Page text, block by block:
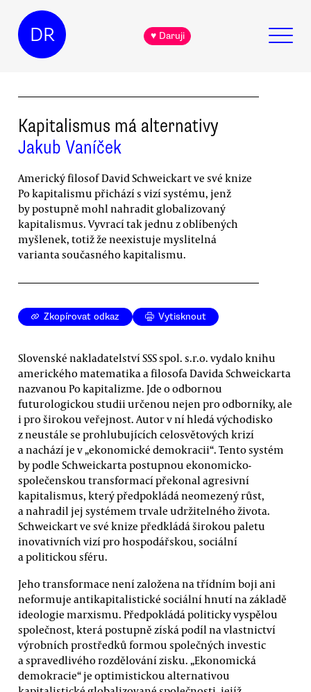
DR ♥ Daruji
Kapitalismus má alternativy
Jakub Vaníček
Americký filosof David Schweickart ve své knize
Po kapitalismu přichází s vizí systému, jenž
by postupně mohl nahradit globalizovaný
kapitalismus. Vyvrací tak jednu z oblíbených
myšlenek, totiž že neexistuje myslitelná
varianta současného kapitalismu.
Zkopírovat odkaz Vytisknout
Slovenské nakladatelství SSS spol. s.r.o. vydalo knihu
amerického matematika a filosofa Davida Schweickarta
nazvanou Po kapitalizme. Jde o odbornou
futurologickou studii určenou nejen pro odborníky, ale
i pro širokou veřejnost. Autor v ní hledá východisko
z neustále se prohlubujících celosvětových krizí
a nachází je v „ekonomické demokracii“. Tento systém
by podle Schweickarta postupnou ekonomicko-
společenskou transformací překonal agresivní
kapitalismus, který předpokládá neomezený růst,
a nahradil jej systémem trvale udržitelného života.
Schweickart ve své knize předkládá širokou paletu
inovativních vizí pro hospodářskou, sociální
a politickou sféru.
Jeho transformace není založena na třídním boji ani
neformuje antikapitalistické sociální hnutí na základě
ideologie marxismu. Předpokládá politicky vyspělou
společnost, která postupně získá podíl na vlastnictví
výrobních prostředků formou společných investic
a spravedlivého rozdělování zisku. „Ekonomická
demokracie“ je optimistickou alternativou